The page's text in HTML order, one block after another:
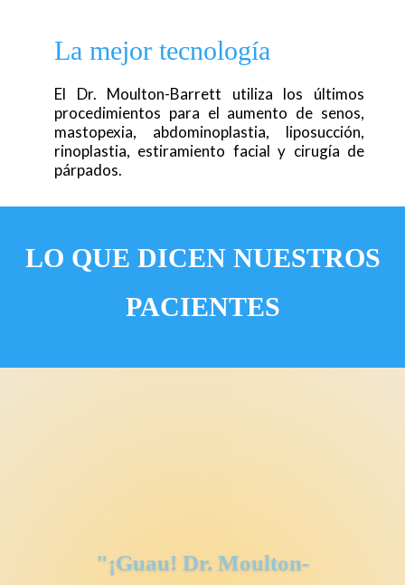
La mejor tecnología
El Dr. Moulton-Barrett utiliza los últimos
procedimientos para el aumento de senos,
mastopexia, abdominoplastia, liposucción,
rinoplastia, estiramiento facial y cirugía de
párpados.
LO QUE DICEN NUESTROS
PACIENTES
Excelentes resultados